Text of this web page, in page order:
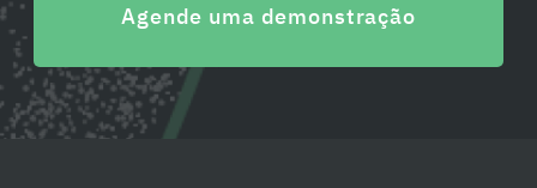
Agende uma demonstração